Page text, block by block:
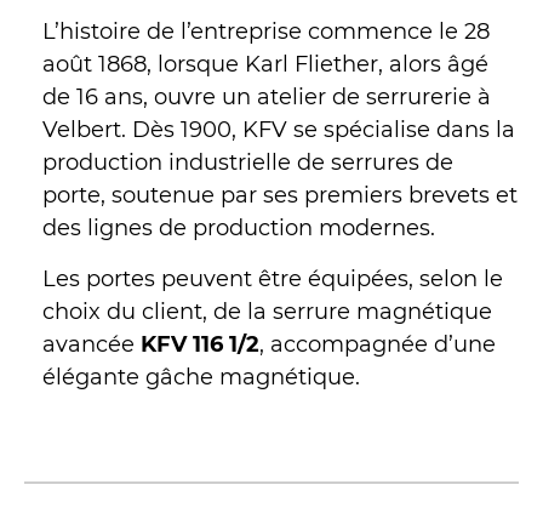
L’histoire de l’entreprise commence le 28
août 1868, lorsque Karl Fliether, alors âgé
de 16 ans, ouvre un atelier de serrurerie à
Velbert. Dès 1900, KFV se spécialise dans la
production industrielle de serrures de
porte, soutenue par ses premiers brevets et
des lignes de production modernes.
Les portes peuvent être équipées, selon le
choix du client, de la serrure magnétique
avancée KFV 116 1/2, accompagnée d’une
élégante gâche magnétique.